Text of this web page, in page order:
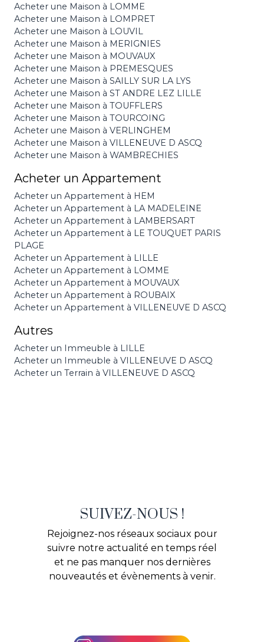
Acheter une Maison à LOMME
Acheter une Maison à LOMPRET
Acheter une Maison à LOUVIL
Acheter une Maison à MERIGNIES
Acheter une Maison à MOUVAUX
Acheter une Maison à PREMESQUES
Acheter une Maison à SAILLY SUR LA LYS
Acheter une Maison à ST ANDRE LEZ LILLE
Acheter une Maison à TOUFFLERS
Acheter une Maison à TOURCOING
Acheter une Maison à VERLINGHEM
Acheter une Maison à VILLENEUVE D ASCQ
Acheter une Maison à WAMBRECHIES
Acheter un Appartement
Acheter un Appartement à HEM
Acheter un Appartement à LA MADELEINE
Acheter un Appartement à LAMBERSART
Acheter un Appartement à LE TOUQUET PARIS
PLAGE
Acheter un Appartement à LILLE
Acheter un Appartement à LOMME
Acheter un Appartement à MOUVAUX
Acheter un Appartement à ROUBAIX
Acheter un Appartement à VILLENEUVE D ASCQ
Autres
Acheter un Immeuble à LILLE
Acheter un Immeuble à VILLENEUVE D ASCQ
Acheter un Terrain à VILLENEUVE D ASCQ
SUIVEZ-NOUS !
Rejoignez-nos réseaux sociaux pour
suivre notre actualité en temps réel
et ne pas manquer nos dernières
nouveautés et évènements à venir.